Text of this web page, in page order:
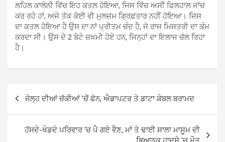
ਲਹਿਲ ਕਾਲੋਨੀ ਵਿੱਚ ਇਹ ਕਤਲ ਹੋਇਆ, ਜਿਸ ਵਿੱਚ ਅਸੀਂ ਫਿਲਹਾਲ ਜਾਂਚ
ਕਰ ਰਹੇ ਹਾਂ, ਅਜੇ ਤੱਕ ਕੋਈ ਵੀ ਮੁਲਜ਼ਮ ਗ੍ਰਿਫ਼ਤਾਰ ਨਹੀਂ ਹੋਇਆ। ਜਿਸ
ਦਾ ਕਤਲ ਹੋਇਆ ਹੈ ਉਸ ਦਾ ਨਾਂ ਪ੍ਰੀਤਮ ਚੰਦ ਹੈ, ਜੋ ਰਾਜ ਮਿਸਤਰੀ ਦਾ ਕੰਮ
ਕਰਦਾ ਸੀ। ਉਸ ਦੇ 2 ਬੇਟੇ ਜ਼ਖ਼ਮੀ ਹੋਏ ਹਨ, ਜਿਨ੍ਹਾਂ ਦਾ ਇਲਾਜ ਚੱਲ ਰਿਹਾ
ਹੈ।
Post
navigation
ਜੇਲ੍ਹ ਦੀਆਂ ਚੱਕੀਆਂ ’ਚੋਂ ਫੋਨ, ਐਡਾਪਟਰ ਤੇ ਡਾਟਾ ਕੇਬਲ ਬਰਾਮਦ
ਹੱਸਦੇ-ਖੇਡਦੇ ਪਰਿਵਾਰ ‘ਚ ਪੈ ਗਏ ਵੈਣ, ਮਾਂ ਤੇ ਢਾਈ ਸਾਲਾ ਮਾਸੂਮ ਦੀ